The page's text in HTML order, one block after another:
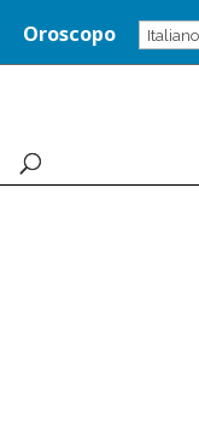
Oroscopo